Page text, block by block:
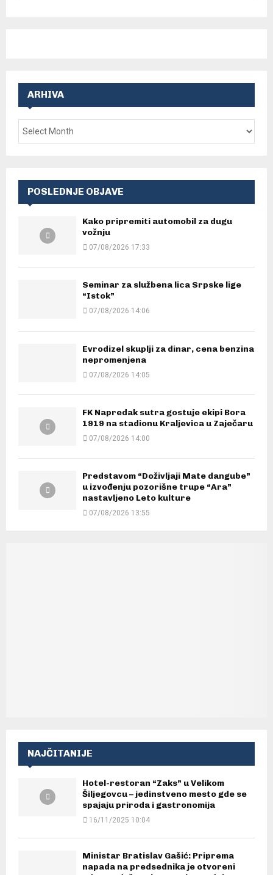
ARHIVA
POSLEDNJE OBJAVE
Kako pripremiti automobil za dugu
vožnju
07/08/2026 17:33
Seminar za službena lica Srpske lige
“Istok”
07/08/2026 14:06
Evrodizel skuplji za dinar, cena benzina
nepromenjena
07/08/2026 14:05
FK Napredak sutra gostuje ekipi Bora
1919 na stadionu Kraljevica u Zaječaru
07/08/2026 14:00
Predstavom “Doživljaji Mate dangube”
u izvođenju pozorišne trupe “Ara”
nastavljeno Leto kulture
07/08/2026 13:55
NAJČITANIJE
Hotel-restoran “Zaks” u Velikom
Šiljegovcu – jedinstveno mesto gde se
spajaju priroda i gastronomija
16/11/2025 10:04
Ministar Bratislav Gašić: Priprema
napada na predsednika je otvoreni